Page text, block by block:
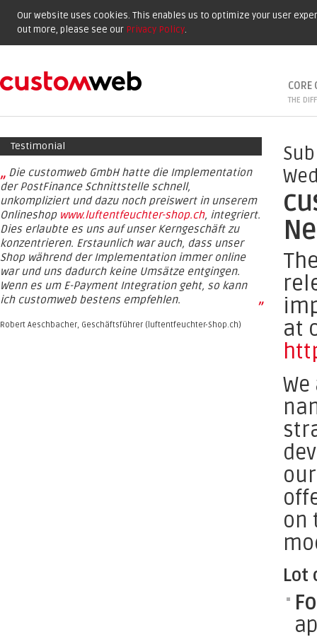
Our website uses cookies. This enables us to optimize your user
out more, please see our Privacy Policy.
CORE
THE
Testimonial
„ Die customweb GmbH hatte die Implementation
der PostFinance Schnittstelle schnell,
unkompliziert und dazu noch preiswert in unserem
Onlineshop www.luftentfeuchter-shop.ch, integriert.
Dies erlaubte es uns auf unser Kerngeschäft zu
konzentrieren. Erstaunlich war auch, dass unser
Shop während der Implementation immer online
war und uns dadurch keine Umsätze entgingen.
Wenn es um E-Payment Integration geht, so kann
ich customweb bestens empfehlen.
”
Robert Aeschbacher, Geschäftsführer (luftentfeuchter-Shop.ch)
at
on
Lot